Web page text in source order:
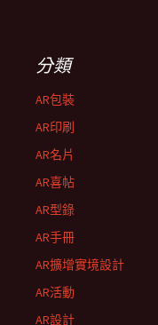
分類
AR包裝
AR印刷
AR名片
AR喜帖
AR型錄
AR手冊
AR擴增實境設計
AR活動
AR設計